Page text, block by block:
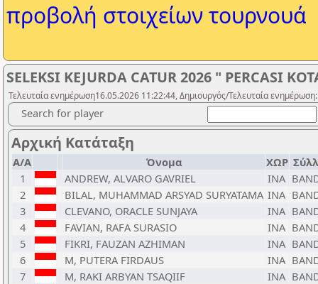
προβολή στοιχείων τουρνουά
SELEKSI KEJURDA CATUR 2026 " PERCASI
Τελευταία ενημέρωση16.05.2026 11:22:44, Δημιουργός/Τελευταία
Search for player
Αρχική Κατάταξη
Α/Α Όνομα ΧΩΡ
1
ANDREW, ALVARO GAVRIEL INA
2
BILAL, MUHAMMAD ARSYAD SURYATAMA INA
3
CLEVANO, ORACLE SUNJAYA INA
4
FAVIAN, RAFA SURASIO INA
5
FIKRI, FAUZAN AZHIMAN INA
6
M, PUTERA FIRDAUS INA
7
M, RAKI ARBYAN TSAQIIF INA